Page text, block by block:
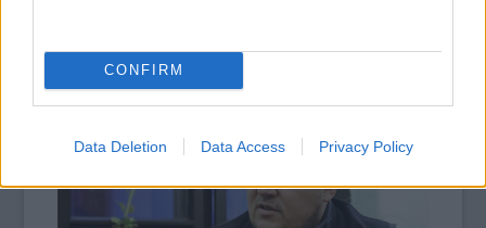
CONFIRM
Data Deletion Data Access Privacy Policy
Alföldi Róbert között.